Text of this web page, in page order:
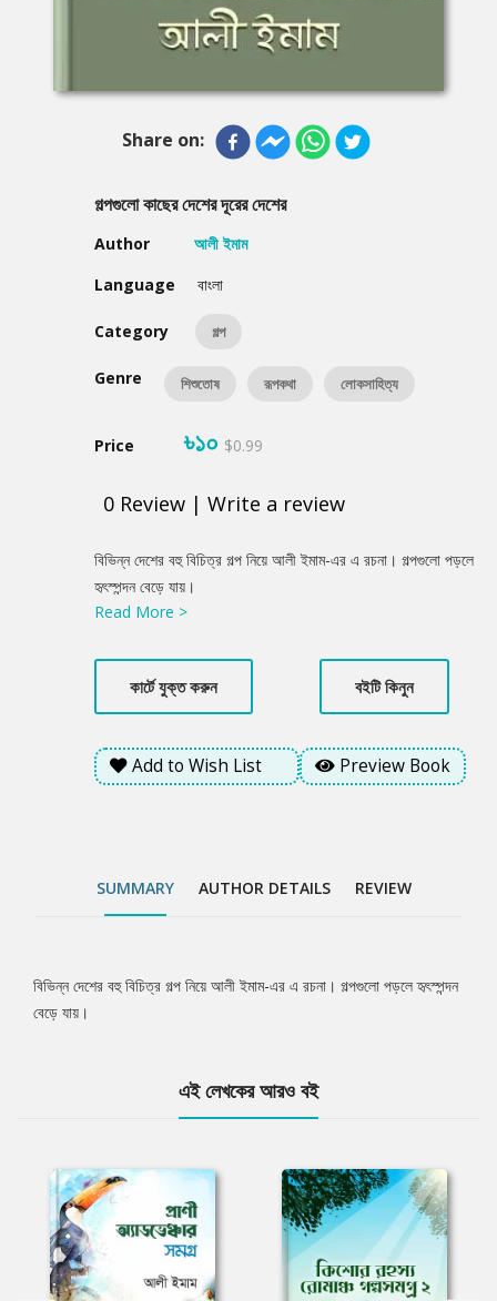
Share on:
গল্পগুলাে কাছের দেশের দূরের দেশের
Author
আলী ইমাম
Language
বাংলা
Category গল্প
Genre শিশুতোষ রূপকথা লোকসাহিত্য
Price ৳১০ $0.99
0 Review | Write a review
Product
Summery
বিভিন্ন দেশের বহু বিচিত্র গল্প নিয়ে আলী ইমাম-এর এ রচনা। গল্পগুলো পড়লে
হৃৎস্পন্দন বেড়ে যায়।
Read More >
কার্টে যুক্ত করুন বইটি কিনুন
Add to Wish List Preview Book
SUMMARY AUTHOR DETAILS REVIEW
Tab
বিভিন্ন দেশের বহু বিচিত্র গল্প নিয়ে আলী ইমাম-এর এ রচনা। গল্পগুলো পড়লে হৃৎস্পন্দন
বেড়ে যায়।
এই লেখকের আরও বই